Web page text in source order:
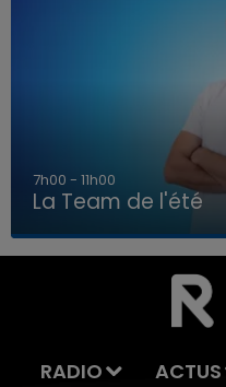
LA TEAM DE
7h00 - 11h00
La Team de l'été
RADIO ACTUS